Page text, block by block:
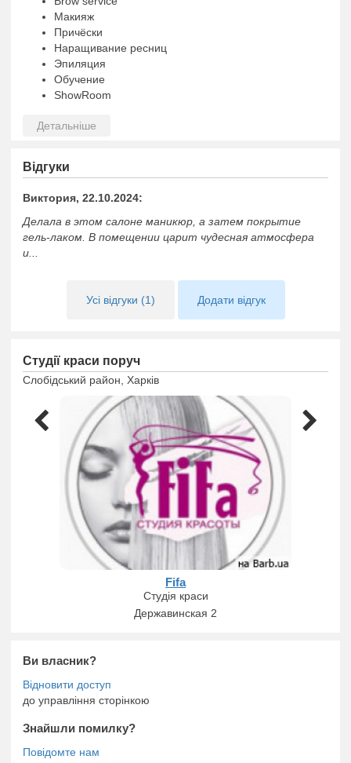
Макияж
Причёски
Наращивание ресниц
Эпиляция
Обучение
ShowRoom
Записывайтесь на процедуры, мы вас ждем!
Відгуки
Виктория, 22.10.2024:
Делала в этом салоне маникюр, а затем покрытие
гель-лаком. В помещении царит чудесная атмосфера
и...
Усі відгуки (1) Додати відгук
Студії краси поруч
Слобідський район, Харків
Fifa
Студія краси
Державинская 2
Ви власник?
до управління сторінкою
Знайшли помилку?